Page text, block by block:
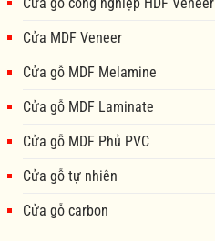
Cửa MDF Veneer
Cửa gỗ MDF Melamine
Cửa gỗ MDF Laminate
Cửa gỗ MDF Phủ PVC
Cửa gỗ tự nhiên
Cửa gỗ carbon